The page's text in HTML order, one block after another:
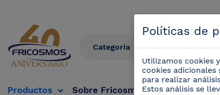
Productos Sobre Fricosmos Fricosmos Tv
Políticas de
Utilizamos cookies
cookies
para realizar
Estos análisis se